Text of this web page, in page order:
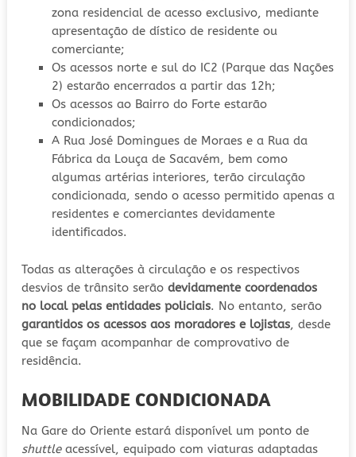
zona residencial de acesso exclusivo, mediante
apresentação de dístico de residente ou
comerciante;
Os acessos norte e sul do IC2 (Parque das Nações
2) estarão encerrados a partir das 12h;
Os acessos ao Bairro do Forte estarão
condicionados;
A Rua José Domingues de Moraes e a Rua da
Fábrica da Louça de Sacavém, bem como
algumas artérias interiores, terão circulação
condicionada, sendo o acesso permitido apenas a
residentes e comerciantes devidamente
identificados.
Todas as alterações à circulação e os respectivos
desvios de trânsito serão devidamente coordenados
no local pelas entidades policiais. No entanto, serão
garantidos os acessos aos moradores e lojistas, desde
que se façam acompanhar de comprovativo de
residência.
MOBILIDADE CONDICIONADA
Na Gare do Oriente estará disponível um ponto de
shuttleacessível, equipado com viaturas adaptadas